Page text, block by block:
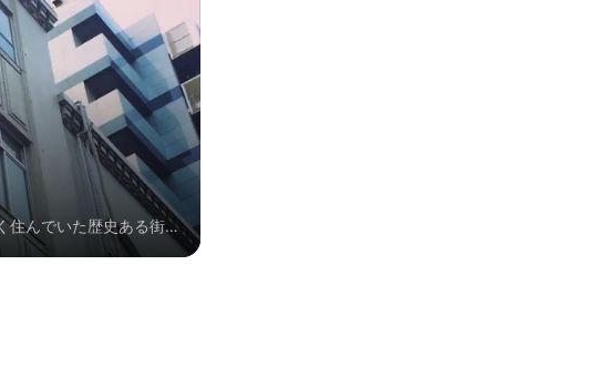
住んでいた歴史ある街。
喫茶店をめぐってみよ